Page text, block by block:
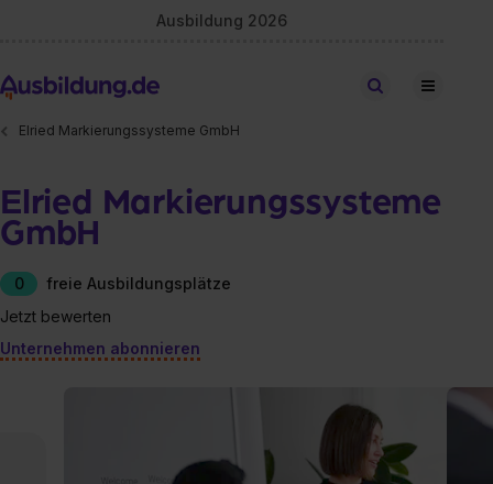
Ausbildung 2026
Stellen finden
Elried Markierungssysteme GmbH
Elried Markierungssysteme
GmbH
0
freie Ausbildungsplätze
Jetzt bewerten
Unternehmen abonnieren